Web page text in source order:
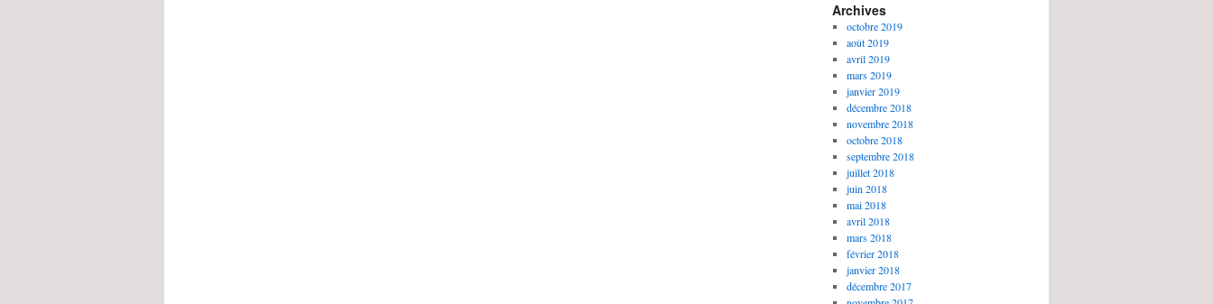
Archives
octobre 2019
août 2019
avril 2019
mars 2019
janvier 2019
décembre 2018
novembre 2018
octobre 2018
septembre 2018
juillet 2018
juin 2018
mai 2018
avril 2018
mars 2018
février 2018
janvier 2018
décembre 2017